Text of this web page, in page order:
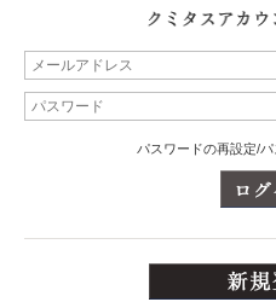
パスワードの再設定/